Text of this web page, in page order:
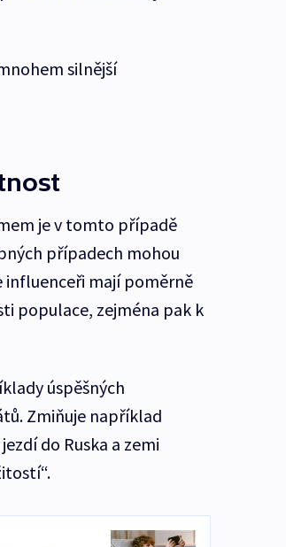
silnější
je v tomto případě
případech mohou
influenceři mají poměrně
populace, zejména pak k
úspěšných
Zmiňuje například
do Ruska a zemi